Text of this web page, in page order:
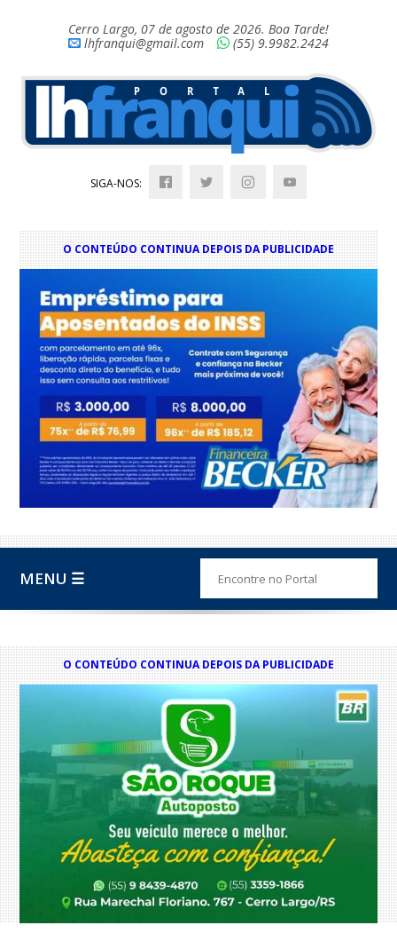
Cerro Largo, 07 de agosto de 2026. Boa Tarde!
lhfranqui@gmail.com
(55) 9.9982.2424
SIGA-NOS:
O CONTEÚDO CONTINUA DEPOIS DA PUBLICIDADE
MENU ☰
O CONTEÚDO CONTINUA DEPOIS DA PUBLICIDADE